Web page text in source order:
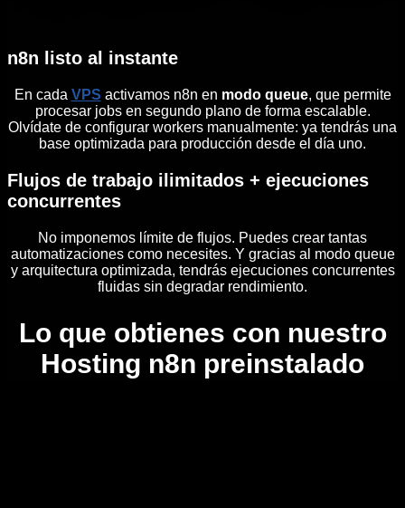
n8n listo al instante
En cada VPS activamos n8n en modo queue, que permite
procesar jobs en segundo plano de forma escalable.
Olvídate de configurar workers manualmente: ya tendrás una
base optimizada para producción desde el día uno.
Flujos de trabajo ilimitados + ejecuciones
concurrentes
No imponemos límite de flujos. Puedes crear tantas
automatizaciones como necesites. Y gracias al modo queue
y arquitectura optimizada, tendrás ejecuciones concurrentes
fluidas sin degradar rendimiento.
Lo que obtienes con nuestro
Hosting n8n preinstalado